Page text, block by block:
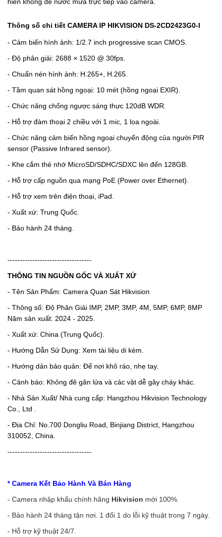
Thông số chi tiết CAMERA IP HIKVISION DS-2CD2423G0-I
- Cảm biến hình ảnh: 1/2.7 inch progressive scan CMOS.
- Độ phân giải: 2688 × 1520 @ 30fps.
- Chuẩn nén hình ảnh: H.265+, H.265.
- Tầm quan sát hồng ngoại: 10 mét (hồng ngoại EXIR).
- Chức năng chống ngược sáng thực 120dB WDR.
- Hỗ trợ đàm thoại 2 chiều với 1 mic, 1 loa ngoài.
- Chức năng cảm biến hồng ngoại chuyển động của người PIR
sensor (Passive Infrared sensor).
- Khe cắm thẻ nhớ MicroSD/SDHC/SDXC lên đến 128GB.
- Hỗ trợ cấp nguồn qua mạng PoE (Power over Ethernet).
- Hỗ trợ xem trên điện thoại, iPad.
- Xuất xứ: Trung Quốc.
- Bảo hành 24 tháng.
----------------------------------
THÔNG TIN NGUỒN GỐC VÀ XUẤT XỨ
- Tên Sản Phẩm: Camera Quan Sát Hikvision
- Thông số: Độ Phân Giải IMP, 2MP, 3MP, 4M, 5MP, 6MP, 8MP
Năm sản xuất: 2024 - 2025.
- Xuất xứ: China (Trung Quốc).
- Hướng Dẫn Sử Dụng: Xem tài liệu di kèm.
- Hướng dản bảo quản: Để nơi khô ráo, nhẹ tay.
- Cảnh báo: Không đê gân lửa và các vật dễ gây cháy khác.
- Nhà Sản Xuất/ Nhà cung cấp: Hangzhou Hikvision Technology
Co., Ltd .
- Địa Chỉ: No.700 Dongliu Road, Binjiang District, Hangzhou
310052, China.
----------------------------------
* Camera Kết Bảo Hành Và Bán Hàng
- Camera nhập khẩu chính hãng Hikvision mới 100%.
- Bảo hành 24 tháng tận nơi. 1 đổi 1 do lỗi kỹ thuật trong 7 ngày.
- Hỗ trợ kỹ thuật 24/7.